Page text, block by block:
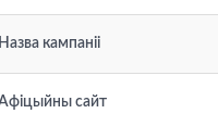
Назва кампаніі
сайт